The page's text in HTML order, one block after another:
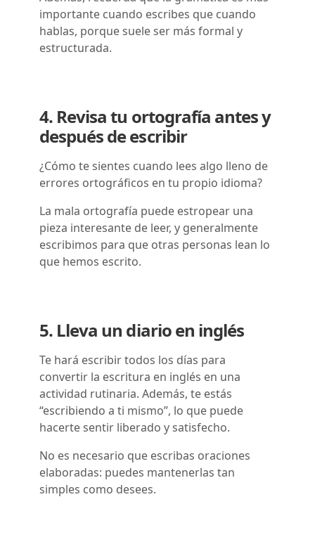
importante cuando escribes que cuando
hablas, porque suele ser más formal y
estructurada.
4. Revisa tu ortografía antes y
después de escribir
¿Cómo te sientes cuando lees algo lleno de
errores ortográficos en tu propio idioma?
La mala ortografía puede estropear una
pieza interesante de leer, y generalmente
escribimos para que otras personas lean lo
que hemos escrito.
5. Lleva un diario en inglés
Te hará escribir todos los días para
convertir la escritura en inglés en una
actividad rutinaria. Además, te estás
“escribiendo a ti mismo”, lo que puede
hacerte sentir liberado y satisfecho.
No es necesario que escribas oraciones
elaboradas: puedes mantenerlas tan
simples como desees.